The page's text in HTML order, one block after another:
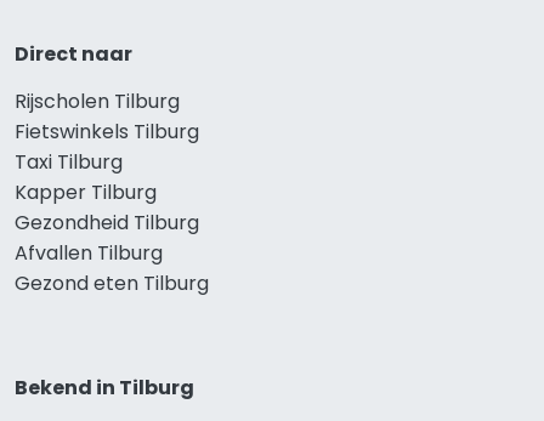
Direct naar
Rijscholen Tilburg
Fietswinkels Tilburg
Taxi Tilburg
Kapper Tilburg
Gezondheid Tilburg
Afvallen Tilburg
Gezond eten Tilburg
Bekend in Tilburg